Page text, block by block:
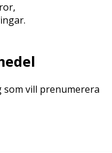
vill prenumerera